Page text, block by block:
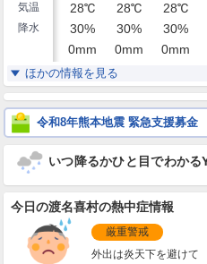
気温
28℃ 28℃ 28℃
降水 30% 30% 30%
0mm 0mm 0mm
湿度 91 %
風
南南東
16m/s
南南東
14m/s
南南東
14m/s
ほかの情報を見る
令和8年熊本地震 緊急支援募金
いつ降るかひと目でわか
今日の渡名喜村の熱中症情報
厳重警戒
外出は炎天下を避けて